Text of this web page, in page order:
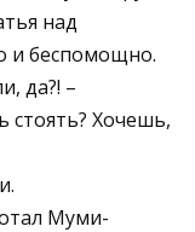
над
и беспомощно.
да?! –
стоять? Хочешь,
Муми-